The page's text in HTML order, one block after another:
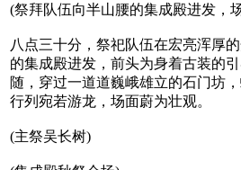
(祭拜队伍向半山腰的集成殿进发，
八点三十分，祭祀队伍在宏亮浑厚
的集成殿进发，前头为身着古装的
随，穿过一道道巍峨雄立的石门坊
行列宛若游龙，场面蔚为壮观。
(主祭吴长树)